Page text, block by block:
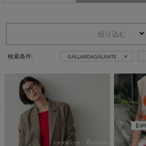
絞り込む
検索条件: GALLARDAGALANTE ×